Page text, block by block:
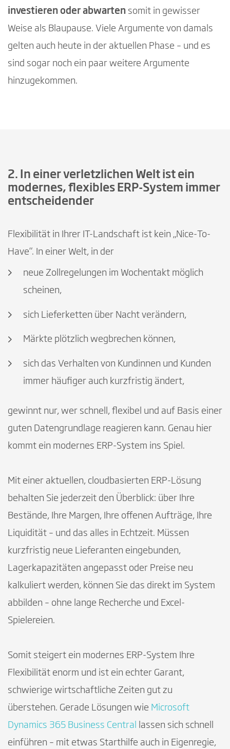
investieren oder abwarten somit in gewisser
Weise als Blaupause. Viele Argumente von damals
gelten auch heute in der aktuellen Phase – und es
sind sogar noch ein paar weitere Argumente
hinzugekommen.
2. In einer verletzlichen Welt ist ein
modernes, flexibles ERP-System immer
entscheidender
Flexibilität in Ihrer IT-Landschaft ist kein „Nice-To-
Have“. In einer Welt, in der
neue Zollregelungen im Wochentakt möglich
scheinen,
sich Lieferketten über Nacht verändern,
Märkte plötzlich wegbrechen können,
sich das Verhalten von Kundinnen und Kunden
immer häufiger auch kurzfristig ändert,
gewinnt nur, wer schnell, flexibel und auf Basis einer
guten Datengrundlage reagieren kann. Genau hier
kommt ein modernes ERP-System ins Spiel.
Mit einer aktuellen, cloudbasierten ERP-Lösung
behalten Sie jederzeit den Überblick: über Ihre
Bestände, Ihre Margen, Ihre offenen Aufträge, Ihre
Liquidität – und das alles in Echtzeit. Müssen
kurzfristig neue Lieferanten eingebunden,
Lagerkapazitäten angepasst oder Preise neu
kalkuliert werden, können Sie das direkt im System
abbilden – ohne lange Recherche und Excel-
Spielereien.
Somit steigert ein modernes ERP-System Ihre
Flexibilität enorm und ist ein echter Garant,
schwierige wirtschaftliche Zeiten gut zu
überstehen. Gerade Lösungen wie Microsoft
Dynamics 365 Business Central
lassen sich schnell
einführen – mit etwas Starthilfe auch in Eigenregie,